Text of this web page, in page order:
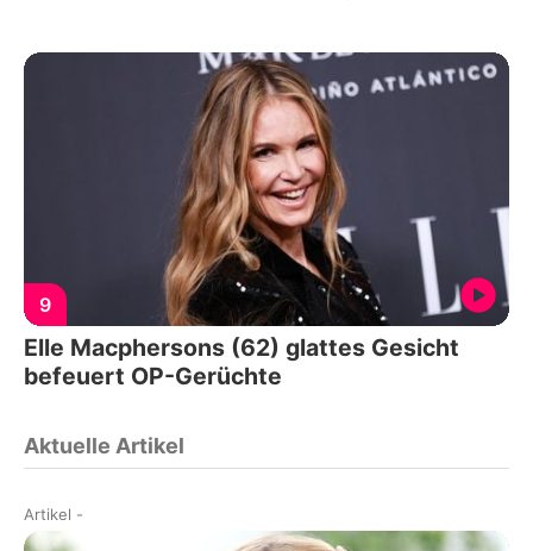
9
Elle Macphersons (62) glattes Gesicht
befeuert OP-Gerüchte
Aktuelle Artikel
Artikel -